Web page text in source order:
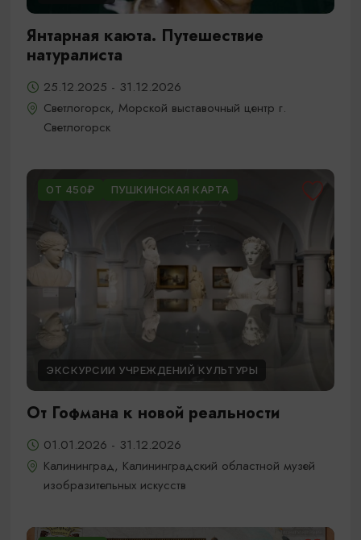
Янтарная каюта. Путешествие
натуралиста
25.12.2025 - 31.12.2026
Светлогорск, Морской выставочный центр г.
Светлогорск
ОТ 450₽ ПУШКИНСКАЯ КАРТА
ЭКСКУРСИИ УЧРЕЖДЕНИЙ КУЛЬТУРЫ
От Гофмана к новой реальности
01.01.2026 - 31.12.2026
Калининград, Калининградский областной музей
изобразительных искусств